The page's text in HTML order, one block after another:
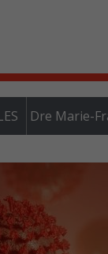
Dre Marie-